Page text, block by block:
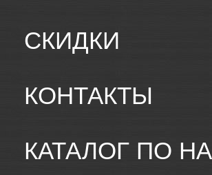
СКИДКИ
КОНТАКТЫ
КАТАЛОГ ПО